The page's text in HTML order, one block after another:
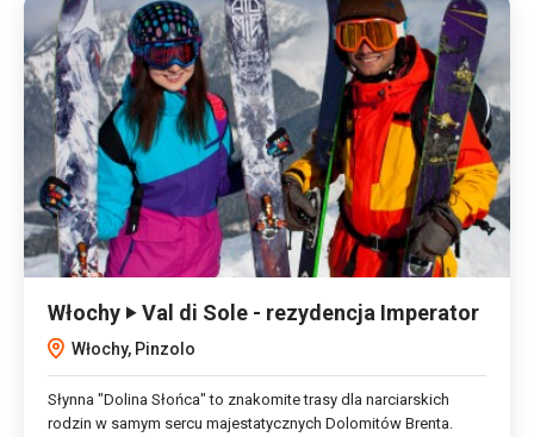
Włochy ‣ Val di Sole - rezydencja Imperator
Włochy, Pinzolo
Słynna "Dolina Słońca" to znakomite trasy dla narciarskich
rodzin w samym sercu majestatycznych Dolomitów Brenta.